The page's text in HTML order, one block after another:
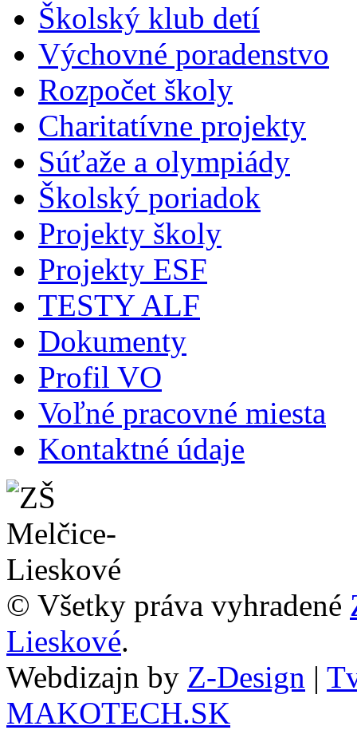
Školský klub detí
Výchovné poradenstvo
Rozpočet školy
Charitatívne projekty
Súťaže a olympiády
Školský poriadok
Projekty školy
Projekty ESF
TESTY ALF
Dokumenty
Profil VO
Voľné pracovné miesta
Kontaktné údaje
© Všetky práva vyhradené
Lieskové.
Webdizajn by Z-Design |
MAKOTECH.SK